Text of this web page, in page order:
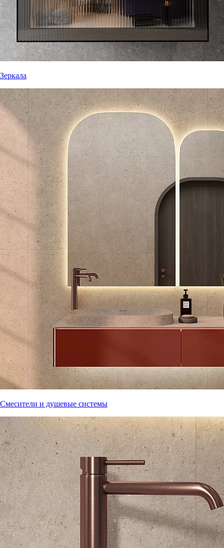
Зеркала
Смесители и душевые системы